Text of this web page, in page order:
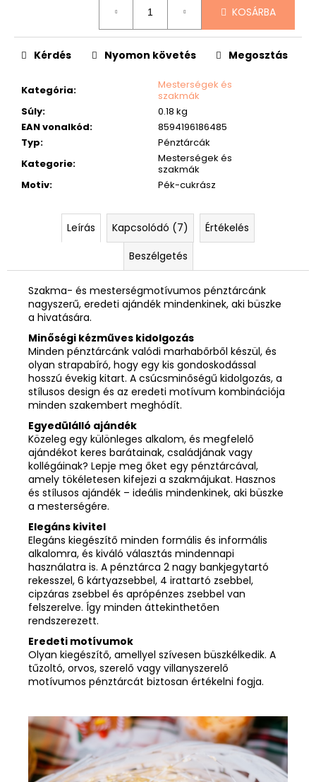
KOSÁRBA
Kategória:
Mesterségek és
szakmák
Súly:
0.18 kg
EAN vonalkód:
8594196186485
Typ:
Pénztárcák
Kategorie:
Mesterségek és
szakmák
Motiv: Pék-cukrász
Kérdés Nyomon követés Megosztás
Leírás Kapcsolódó (7)
Értékelés
Beszélgetés
Szakma- és mesterségmotívumos pénztárcánk
nagyszerű, eredeti ajándék mindenkinek, aki büszke
a hivatására.
Minőségi kézműves kidolgozás
Minden pénztárcánk valódi marhabőrből készül, és
olyan strapabíró, hogy egy kis gondoskodással
hosszú évekig kitart. A csúcsminőségű kidolgozás, a
stílusos design és az eredeti motívum kombinációja
minden szakembert meghódít.
Egyedülálló ajándék
Közeleg egy különleges alkalom, és megfelelő
ajándékot keres barátainak, családjának vagy
kollégáinak? Lepje meg őket egy pénztárcával,
amely tökéletesen kifejezi a szakmájukat. Hasznos
és stílusos ajándék – ideális mindenkinek, aki büszke
a mesterségére.
Elegáns kivitel
Elegáns kiegészítő minden formális és informális
alkalomra, és kiváló választás mindennapi
használatra is. A pénztárca 2 nagy bankjegytartó
rekesszel, 6 kártyazsebbel, 4 irattartó zsebbel,
cipzáras zsebbel és aprópénzes zsebbel van
felszerelve. Így minden áttekinthetően
rendszerezett.
Eredeti motívumok
Olyan kiegészítő, amellyel szívesen büszkélkedik. A
tűzoltó, orvos, szerelő vagy villanyszerelő
motívumos pénztárcát biztosan értékelni fogja.